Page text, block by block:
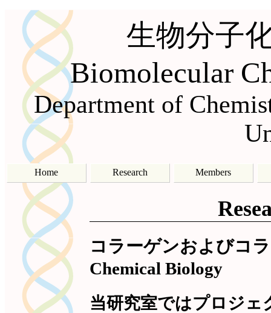
生物分子
Biomolecular
Department of
Home Research Members
コラーゲンおよびコ
Chemical Biology
当研究室ではプロジ